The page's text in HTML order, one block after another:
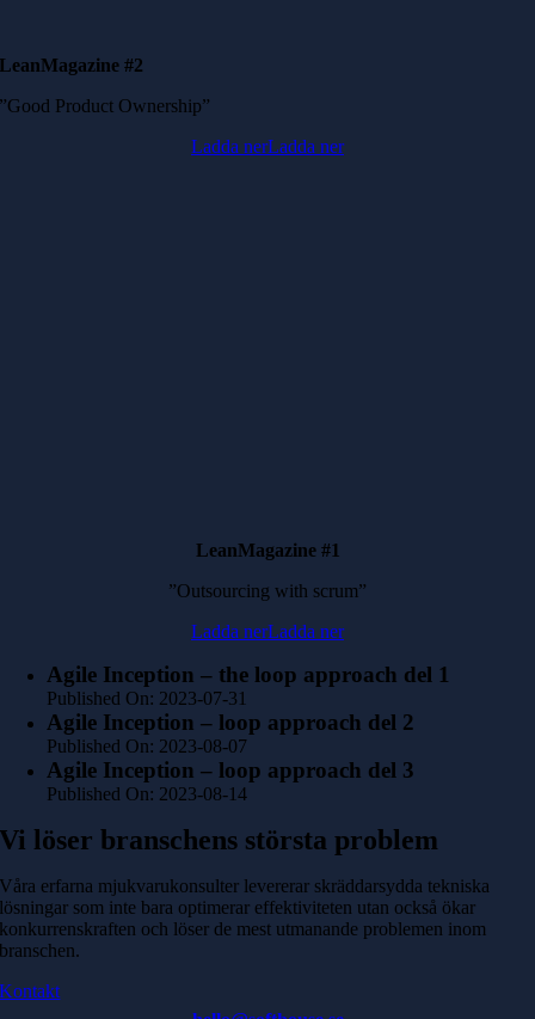
LeanMagazine #2
”Good Product Ownership”
Ladda nerLadda ner
LeanMagazine #1
”Outsourcing with scrum”
Ladda nerLadda ner
Agile Inception – the loop approach del 1
Published On: 2023-07-31
Agile Inception – loop approach del 2
Published On: 2023-08-07
Agile Inception – loop approach del 3
Published On: 2023-08-14
Vi löser branschens största problem
Våra erfarna mjukvarukonsulter levererar skräddarsydda tekniska
lösningar som inte bara optimerar effektiviteten utan också ökar
konkurrenskraften och löser de mest utmanande problemen inom
branschen.
Kontakt